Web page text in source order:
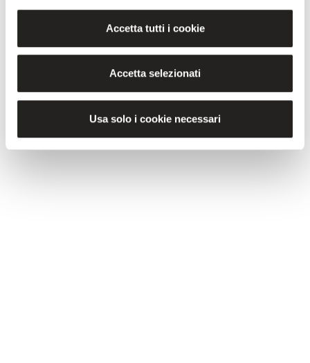
Accetta tutti i cookie
Accetta selezionati
Usa solo i cookie necessari
Vernicemoganoper Durame
Category:Press
VIEW ALL NEWS